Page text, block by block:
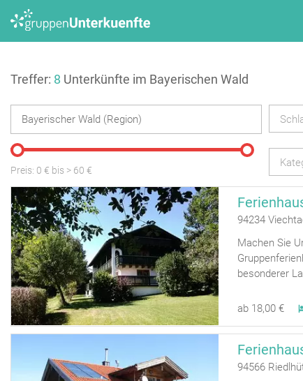
Treffer: 8 Unterkünfte im Bayerischen Wald
Preis: 0 € bis > 60 €
94234
Machen Sie
besonderer
ab 18,00 €
94566